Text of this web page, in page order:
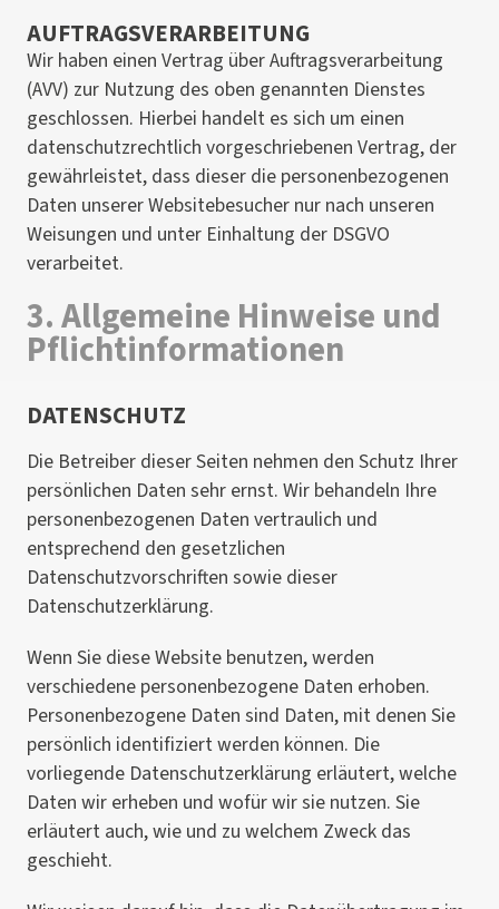
AUFTRAGSVERARBEITUNG
Wir haben einen Vertrag über Auftragsverarbeitung
(AVV) zur Nutzung des oben genannten Dienstes
geschlossen. Hierbei handelt es sich um einen
datenschutzrechtlich vorgeschriebenen Vertrag, der
gewährleistet, dass dieser die personenbezogenen
Daten unserer Websitebesucher nur nach unseren
Weisungen und unter Einhaltung der DSGVO
verarbeitet.
3. Allgemeine Hinweise und
Pflicht­informationen
DATENSCHUTZ
Die Betreiber dieser Seiten nehmen den Schutz Ihrer
persönlichen Daten sehr ernst. Wir behandeln Ihre
personenbezogenen Daten vertraulich und
entsprechend den gesetzlichen
Datenschutzvorschriften sowie dieser
Datenschutzerklärung.
Wenn Sie diese Website benutzen, werden
verschiedene personenbezogene Daten erhoben.
Personenbezogene Daten sind Daten, mit denen Sie
persönlich identifiziert werden können. Die
vorliegende Datenschutzerklärung erläutert, welche
Daten wir erheben und wofür wir sie nutzen. Sie
erläutert auch, wie und zu welchem Zweck das
geschieht.